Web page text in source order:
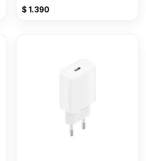
USB-C to C
$ 1.390